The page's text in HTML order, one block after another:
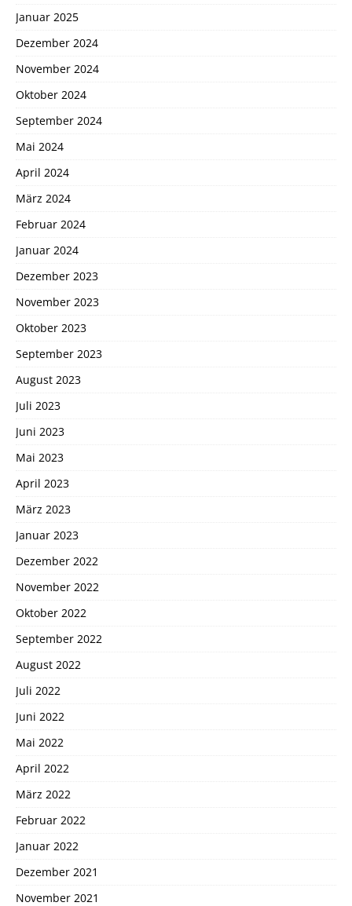
Januar 2025
Dezember 2024
November 2024
Oktober 2024
September 2024
Mai 2024
April 2024
März 2024
Februar 2024
Januar 2024
Dezember 2023
November 2023
Oktober 2023
September 2023
August 2023
Juli 2023
Juni 2023
Mai 2023
April 2023
März 2023
Januar 2023
Dezember 2022
November 2022
Oktober 2022
September 2022
August 2022
Juli 2022
Juni 2022
Mai 2022
April 2022
März 2022
Februar 2022
Januar 2022
Dezember 2021
November 2021